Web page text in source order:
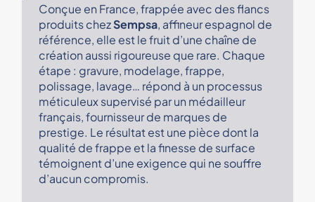
Conçue en France, frappée avec des flancs
produits chezSempsa, affineur espagnol de
référence, elle est le fruit d’une chaîne de
création aussi rigoureuse que rare. Chaque
étape : gravure, modelage, frappe,
polissage, lavage… répond à un processus
méticuleux supervisé par un médailleur
français, fournisseur de marques de
prestige. Le résultat est une pièce dont la
qualité de frappe et la finesse de surface
témoignent d’une exigence qui ne souffre
d’aucun compromis.